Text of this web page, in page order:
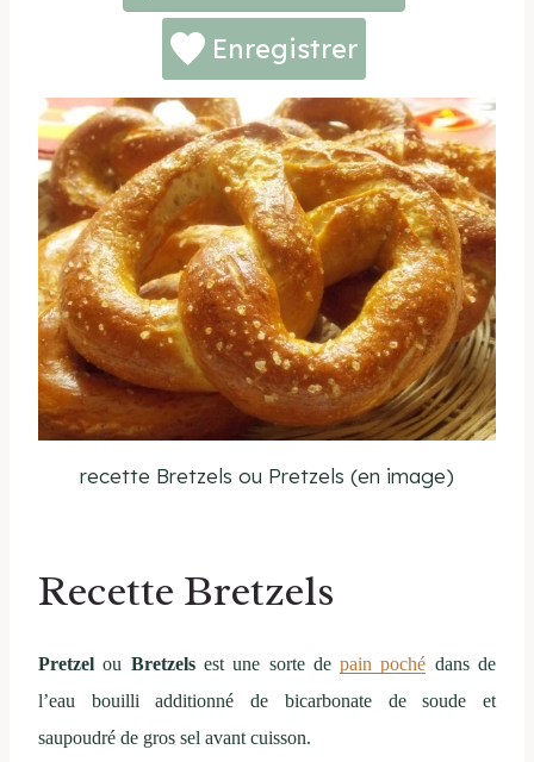
Enregistrer
recette Bretzels ou Pretzels (en image)
Recette Bretzels
Pretzel ou Bretzelsest une sorte depain poché dans de
l’eau bouilli additionné de bicarbonate de soude et
saupoudré de gros sel avant cuisson.